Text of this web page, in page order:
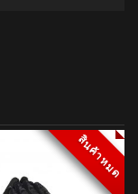
สินค้าหมด
สินค้าหมด